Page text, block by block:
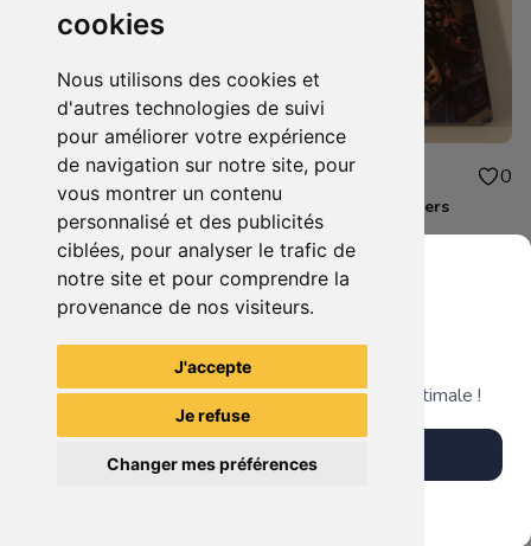
cookies
Nous utilisons des cookies et
d'autres technologies de suivi
pour améliorer votre expérience
de navigation sur notre site, pour
vous montrer un contenu
personnalisé et des publicités
ciblées, pour analyser le trafic de
notre site et pour comprendre la
provenance de nos visiteurs.
J'accepte
Je refuse
Changer mes préférences
10.00€ 0
Destiny 2 Xbox one
10.00€ 0
Steelbook Avengers
Voir tous les articles du vendeur
Grenier du Geek
Télécharge notre app pour une expérience optimale !
Télécharger l'app